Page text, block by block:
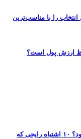
را با مناسب‌ترین
ارزش پول است؟
چرا باتری خودرو زودتر از موعد خراب می‌شود؟ ۱۰ اشتباه رایجی که